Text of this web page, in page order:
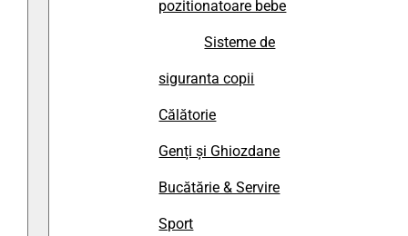
pozitionatoare bebe
Sisteme de
siguranta copii
Călătorie
Genți și Ghiozdane
Bucătărie & Servire
Sport